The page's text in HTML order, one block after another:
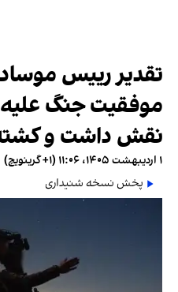
تقدیر رییس
موفقیت جنگ
نقش داشت و
۱ اردیبهشت ۱۴۰۵، ۱۱:۰۶ (‎+۱ گرینویچ)
پخش نسخه شنیداری